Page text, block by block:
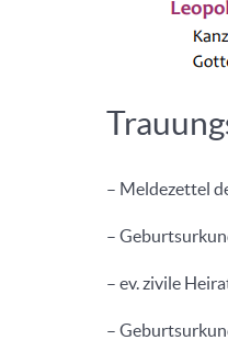
– Meldezettel
–
– ev. zivile
–